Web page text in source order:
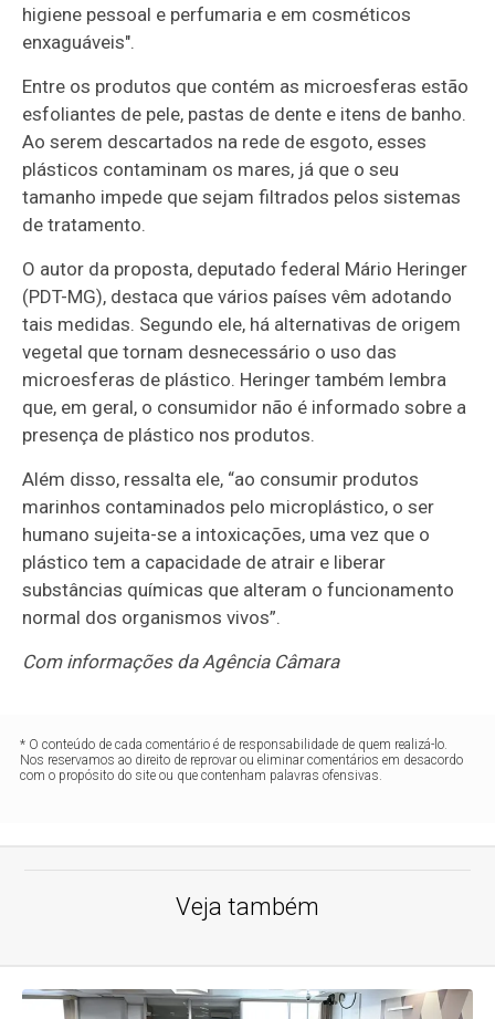
higiene pessoal e perfumaria e em cosméticos
enxaguáveis".
Entre os produtos que contém as microesferas estão
esfoliantes de pele, pastas de dente e itens de banho.
Ao serem descartados na rede de esgoto, esses
plásticos contaminam os mares, já que o seu
tamanho impede que sejam filtrados pelos sistemas
de tratamento.
O autor da proposta, deputado federal Mário Heringer
(PDT-MG), destaca que vários países vêm adotando
tais medidas. Segundo ele, há alternativas de origem
vegetal que tornam desnecessário o uso das
microesferas de plástico. Heringer também lembra
que, em geral, o consumidor não é informado sobre a
presença de plástico nos produtos.
Além disso, ressalta ele, “ao consumir produtos
marinhos contaminados pelo microplástico, o ser
humano sujeita-se a intoxicações, uma vez que o
plástico tem a capacidade de atrair e liberar
substâncias químicas que alteram o funcionamento
normal dos organismos vivos”.
Com informações da Agência Câmara
* O conteúdo de cada comentário é de responsabilidade de quem realizá-lo.
Nos reservamos ao direito de reprovar ou eliminar comentários em desacordo
com o propósito do site ou que contenham palavras ofensivas.
Veja também